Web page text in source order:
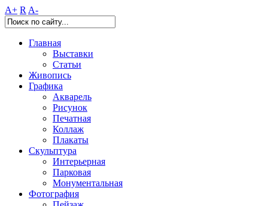
A+ R A-
Главная
Выставки
Статьи
Живопись
Графика
Акварель
Рисунок
Печатная
Коллаж
Плакаты
Скульптура
Интерьерная
Парковая
Монументальная
Фотография